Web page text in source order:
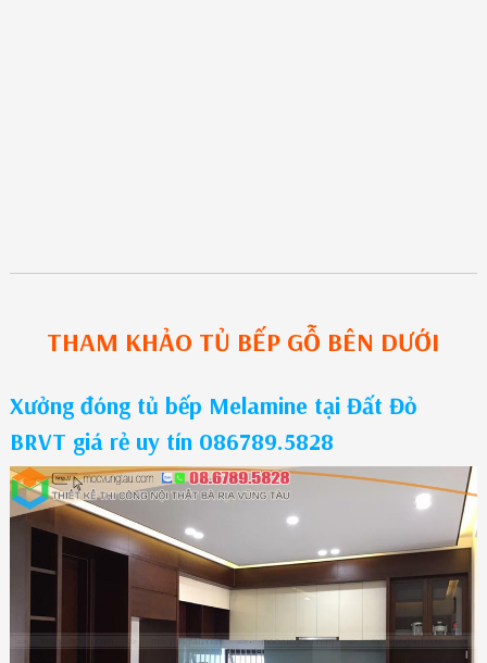
THAM KHẢO TỦ BẾP GỖ BÊN DƯỚI
Xưởng đóng tủ bếp Melamine tại Đất Đỏ
BRVT giá rẻ uy tín 086789.5828